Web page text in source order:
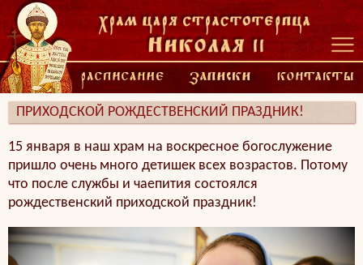
ПРИХОДСКОЙ РОЖДЕСТВЕНСКИЙ ПРАЗДНИК!
15 января в наш храм на воскресное богослужение
пришло очень много детишек всех возрастов. Потому
что после службы и чаепития состоялся
рождественский приходской праздник!